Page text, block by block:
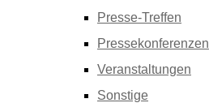
Presse-Treffen
Pressekonferenzen
Veranstaltungen
Sonstige